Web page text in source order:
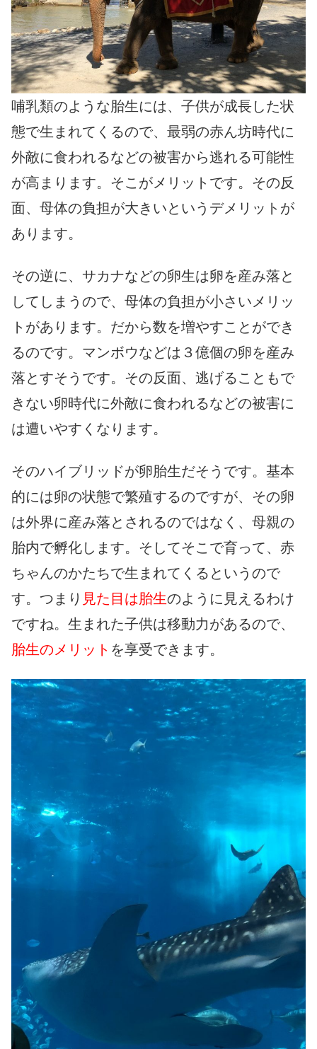
哺乳類のような胎生には、子供が成長した状
態で生まれてくるので、最弱の赤ん坊時代に
外敵に食われるなどの被害から逃れる可能性
が高まります。そこがメリットです。その反
面、母体の負担が大きいというデメリットが
あります。
その逆に、サカナなどの卵生は卵を産み落と
してしまうので、母体の負担が小さいメリッ
トがあります。だから数を増やすことができ
るのです。マンボウなどは３億個の卵を産み
落とすそうです。その反面、逃げることもで
きない卵時代に外敵に食われるなどの被害に
は遭いやすくなります。
そのハイブリッドが卵胎生だそうです。基本
的には卵の状態で繁殖するのですが、その卵
は外界に産み落とされるのではなく、母親の
胎内で孵化します。そしてそこで育って、赤
ちゃんのかたちで生まれてくるというので
す。つまり 見た目は胎生のように見えるわけ
ですね。生まれた子供は移動力があるので、
胎生のメリット を享受できます。